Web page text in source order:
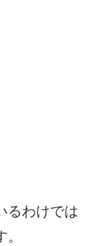
るわけでは